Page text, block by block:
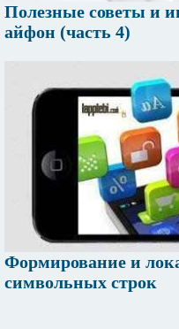
Полезные советы и
айфон (часть 4)
Формирование и
символьных строк